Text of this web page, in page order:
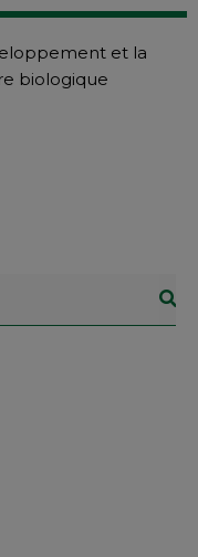
et la
biologique